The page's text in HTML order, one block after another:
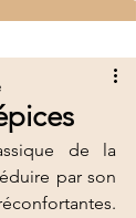
de la
par son